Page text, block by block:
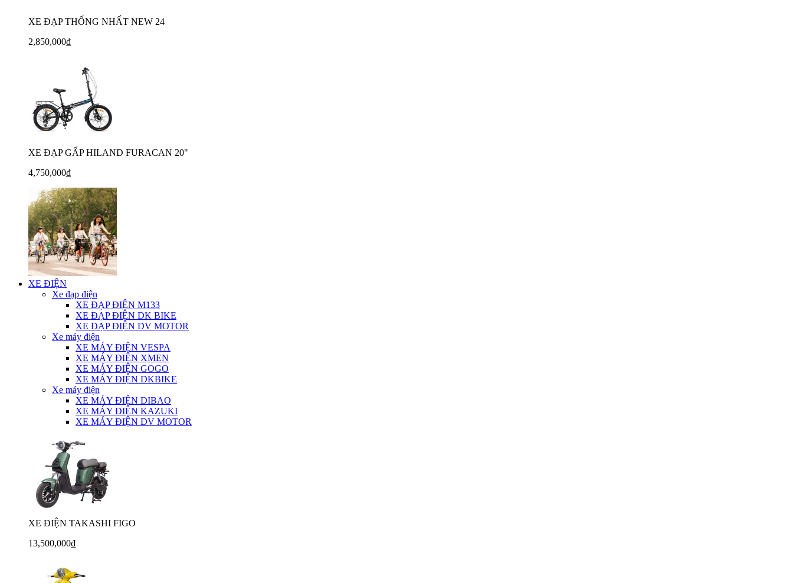
XE ĐẠP THỐNG NHẤT NEW 24
2,850,000₫
XE ĐẠP GẤP HILAND FURACAN 20"
4,750,000₫
XE ĐIỆN
Xe đạp điện
XE ĐẠP ĐIỆN M133
XE ĐẠP ĐIỆN DK BIKE
XE ĐẠP ĐIỆN DV MOTOR
Xe máy điện
XE MÁY ĐIỆN VESPA
XE MÁY ĐIỆN XMEN
XE MÁY ĐIỆN GOGO
XE MÁY ĐIỆN DKBIKE
Xe máy điện
XE MÁY ĐIỆN DIBAO
XE MÁY ĐIỆN KAZUKI
XE MÁY ĐIỆN DV MOTOR
XE ĐIỆN TAKASHI FIGO
13,500,000₫